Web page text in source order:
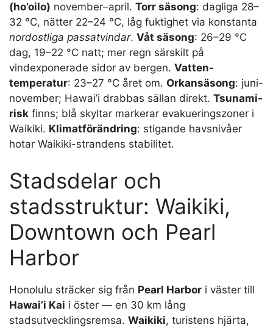
(ho’oilo) november–april. Torr säsong: dagliga 28–
32 °C, nätter 22–24 °C, låg fuktighet via konstanta
nordostliga passatvindar. Våt säsong: 26–29 °C
dag, 19–22 °C natt; mer regn särskilt på
vindexponerade sidor av bergen. Vatten-
temperatur: 23–27 °C året om. Orkansäsong: juni-
november; Hawai’i drabbas sällan direkt. Tsunami-
risk finns; blå skyltar markerar evakueringszoner i
Waikiki. Klimatförändring: stigande havsnivåer
hotar Waikiki-strandens stabilitet.
Stadsdelar och
stadsstruktur: Waikiki,
Downtown och Pearl
Harbor
Honolulu sträcker sig från Pearl Harbor i väster till
Hawai’i Kai i öster — en 30 km lång
stadsutvecklingsremsa. Waikiki, turistens hjärta,